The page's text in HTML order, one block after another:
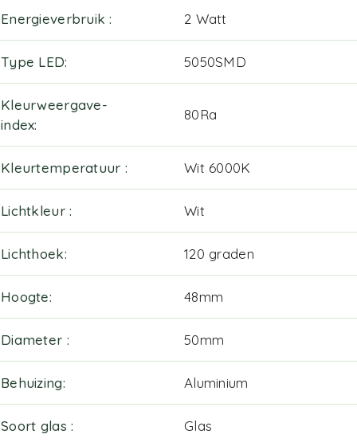
Energieverbruik 2 Watt
Type LED 5050SMD
Kleurweergave-
index
80Ra
Kleurtemperatuur Wit 6000K
Lichtkleur Wit
Lichthoek 120 graden
Hoogte 48mm
Diameter 50mm
Behuizing Aluminium
Soort glas Glas